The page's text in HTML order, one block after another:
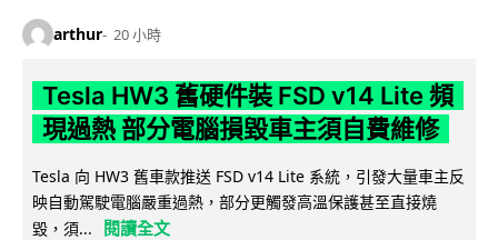
arthur 20 小時
Tesla HW3 舊硬件裝 FSD v14 Lite 頻
現過熱 部分電腦損毀車主須自費維修
Tesla 向 HW3 舊車款推送 FSD v14 Lite 系統，引發大量車主反
映自動駕駛電腦嚴重過熱，部分更觸發高溫保護甚至直接燒
毀，須...
閱讀全文